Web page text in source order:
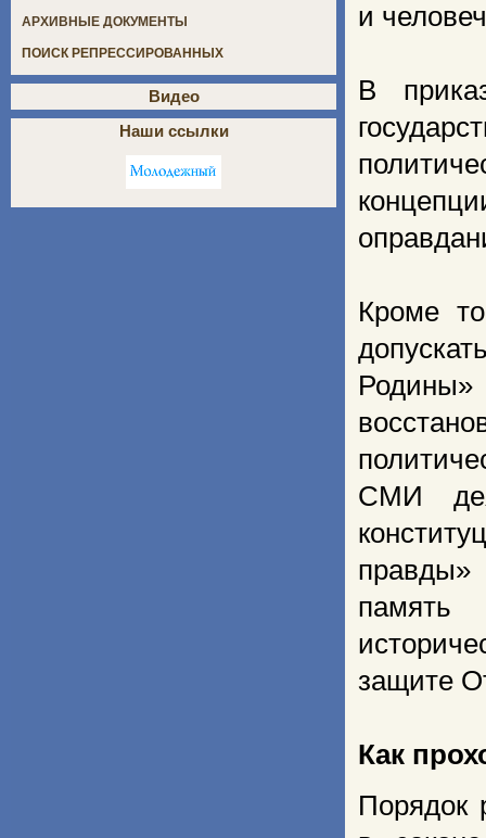
и
В
Кроме
СМИ
правды»
память
защите
Как
Порядок
АРХИВНЫЕ ДОКУМЕНТЫ
ПОИСК РЕПРЕССИРОВАННЫХ
Видео
Наши ссылки